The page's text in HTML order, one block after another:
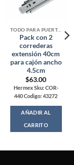
TODO PARA PUERTAS, CAJONES Y CLOSETS
Pack con 2
correderas
extensión 40cm
para cajón ancho
4.5cm
$63.00
Hermex Sku: COR-
440 Codigo: 43272
AÑADIR AL
CARRITO